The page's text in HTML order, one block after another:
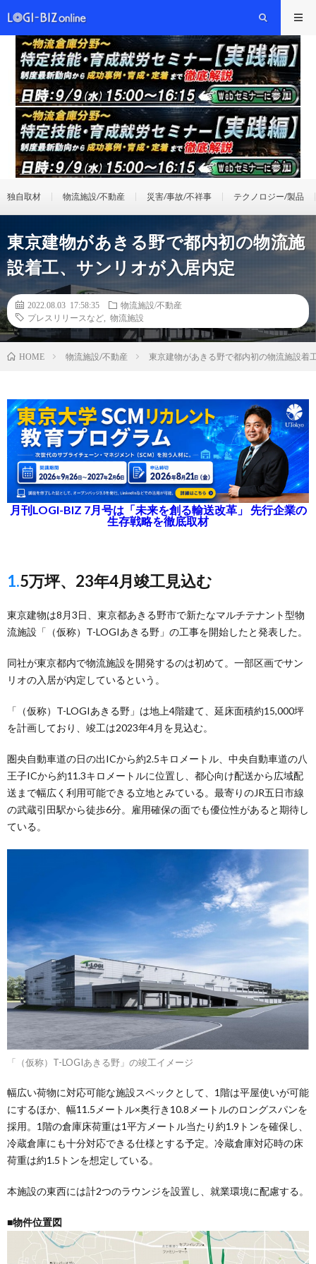
独自取材 物流施設/不動産 災害/事故/不祥事 テクノロジー/製品
東京建物があきる野で都内初の物流施
設着工、サンリオが入居内定
2022.08.03 17:58:35
物流施設/不動産
プレスリリースなど
物流施設
HOME 物流施設/不動産 東京建物があきる野で都内初の物流施設着
月刊LOGI-BIZ 7月号は「未来を創る輸送改革」 先行企業の
生存戦略を徹底取材
1.5万坪、23年4月竣工見込む
東京建物は8月3日、東京都あきる野市で新たなマルチテナント型物
流施設「（仮称）T-LOGIあきる野」の工事を開始したと発表した。
同社が東京都内で物流施設を開発するのは初めて。一部区画でサン
リオの入居が内定しているという。
「（仮称）T-LOGIあきる野」は地上4階建て、延床面積約15,000坪
を計画しており、竣工は2023年4月を見込む。
圏央自動車道の日の出ICから約2.5キロメートル、中央自動車道の八
王子ICから約11.3キロメートルに位置し、都心向け配送から広域配
送まで幅広く利用可能できる立地とみている。最寄りのJR五日市線
の武蔵引田駅から徒歩6分。雇用確保の面でも優位性があると期待し
ている。
「（仮称）T-LOGIあきる野」の竣工イメージ
幅広い荷物に対応可能な施設スペックとして、1階は平屋使いが可能
にするほか、幅11.5メートル×奥行き10.8メートルのロングスパンを
採用。1階の倉庫床荷重は1平方メートル当たり約1.9トンを確保し、
冷蔵倉庫にも十分対応できる仕様とする予定。冷蔵倉庫対応時の床
荷重は約1.5トンを想定している。
本施設の東西には計2つのラウンジを設置し、就業環境に配慮する。
■物件位置図